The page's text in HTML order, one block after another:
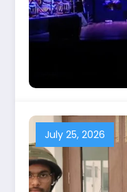
July 25, 2026